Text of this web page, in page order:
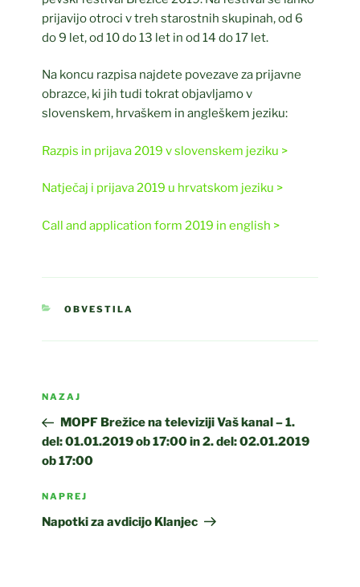
prijavijo otroci v treh starostnih skupinah, od 6
do 9 let, od 10 do 13 let in od 14 do 17 let.
Na koncu razpisa najdete povezave za prijavne
obrazce, ki jih tudi tokrat objavljamo v
slovenskem, hrvaškem in angleškem jeziku:
Razpis in prijava 2019 v slovenskem jeziku >
Natječaj i prijava 2019 u hrvatskom jeziku >
Call and application form 2019 in english >
KATEGORIJE
OBVESTILA
Navigacija
Prejšnji
prispevek
NAZAJ
MOPF Brežice na televiziji Vaš kanal – 1.
del: 01.01.2019 ob 17:00 in 2. del: 02.01.2019
ob 17:00
Naslednji
prispevek
NAPREJ
Napotki za avdicijo Klanjec